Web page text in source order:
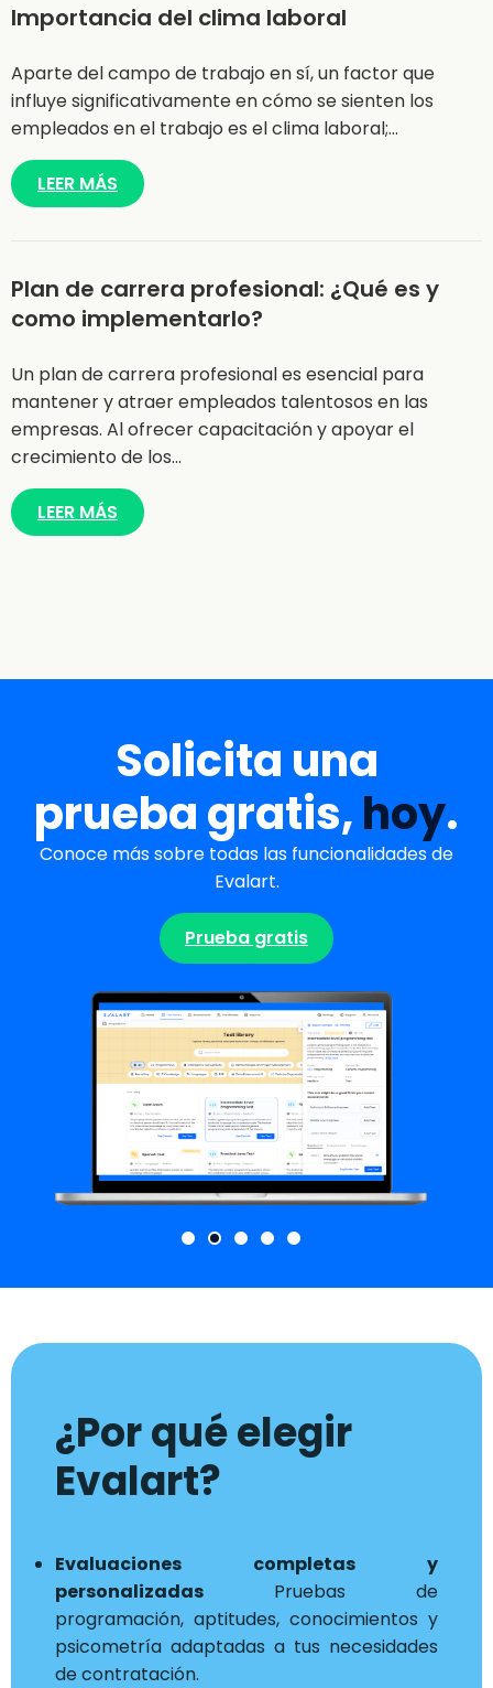
Importancia del clima laboral
Aparte del campo de trabajo en sí, un factor que
influye significativamente en cómo se sienten los
empleados en el trabajo es el clima laboral;…
LEER MÁS
Plan de carrera profesional: ¿Qué es y
como implementarlo?
Un plan de carrera profesional es esencial para
mantener y atraer empleados talentosos en las
empresas. Al ofrecer capacitación y apoyar el
crecimiento de los…
LEER MÁS
Solicita una
prueba gratis,hoy.
Conoce más sobre todas las funcionalidades de
Evalart.
Prueba gratis
¿Por qué elegir
Evalart?
Evaluaciones completas y
personalizadas Pruebas de
programación, aptitudes, conocimientos y
psicometría adaptadas a tus necesidades
de contratación.